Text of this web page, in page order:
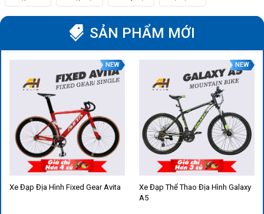
SẢN PHẨM MỚI
NEW
Xe Đạp Địa Hình Fixed Gear Avita
NEW
Xe Đạp Thể Thao Địa Hình Galaxy
A5